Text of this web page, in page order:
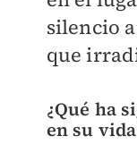
silencio
que
¿Qué ha
en su